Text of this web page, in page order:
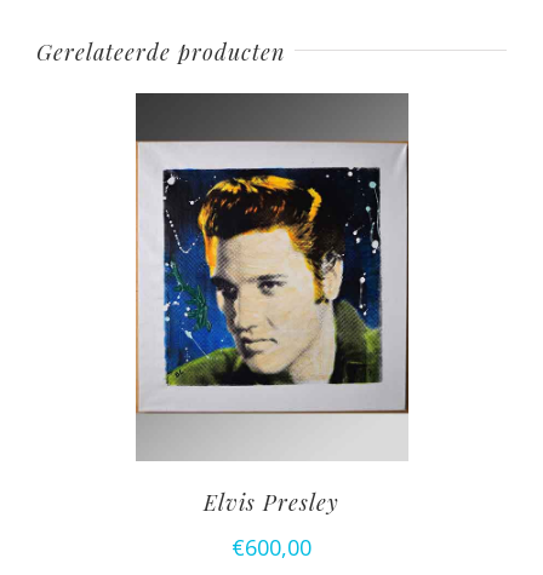
Gerelateerde producten
TOEVOEGEN AAN
WINKELWAGEN
Elvis Presley
€600,00